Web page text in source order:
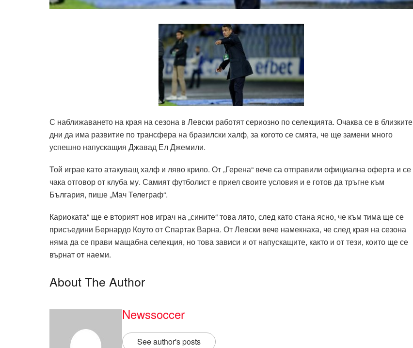
С наближаването на края на сезона в Левски работят сериозно по селекцията. Очаква се в близките
дни да има развитие по трансфера на бразилски халф, за когото се смята, че ще замени много
успешно напускащия Джавад Ел Джемили.
Той играе като атакуващ халф и ляво крило. От „Герена“ вече са отправили официална оферта и се
чака отговор от клуба му. Самият футболист е приел своите условия и е готов да тръгне към
България, пише „Мач Телеграф“.
Кариоката“ ще е вторият нов играч на „сините“ това лято, след като стана ясно, че към тима ще се
присъедини Бернардо Коуто от Спартак Варна. От Левски вече намекнаха, че след края на сезона
няма да се прави мащабна селекция, но това зависи и от напускащите, както и от тези, които ще се
върнат от наеми.
About The Author
Newssoccer
See author's posts